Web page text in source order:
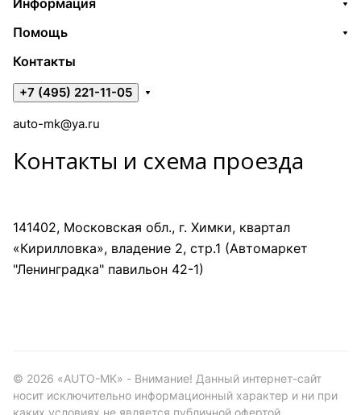
Информация
Помощь
Контакты
+7 (495) 221-11-05
auto-mk@ya.ru
Контакты и схема проезда
141402, Московская обл., г. Химки, квартал
«Кирилловка», владение 2, стр.1 (Автомаркет
"Ленинградка" павильон 42-1)
© 2026 «AUTO-MK» - Внимание! Данный интернет-сайт
носит исключительно информационный характер и ни при
каких условиях не является публичной офертой,